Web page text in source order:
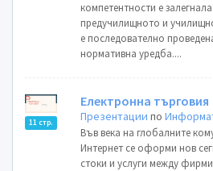
компетентности е
предучилищното и
е последователно
нормативна уредба....
11 стр.
Електронна търговия
Презентации по
Във века на глобалните
Интернет се оформи нов
стоки и услуги между